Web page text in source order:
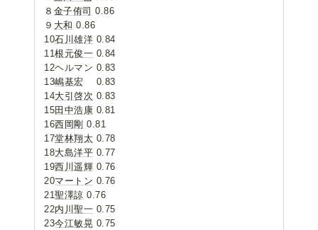
８ 金子侑司 0.86
９ 大和 0.86
10石川雄洋 0.84
11根元俊一 0.84
12ヘルマン 0.83
13嶋基宏 0.83
14大引啓次 0.83
15田中浩康 0.81
16西岡剛 0.81
17堂林翔太 0.78
18大島洋平 0.77
19西川遥輝 0.76
20マートン 0.76
21聖澤諒 0.76
22内川聖一 0.75
23今江敏晃 0.75